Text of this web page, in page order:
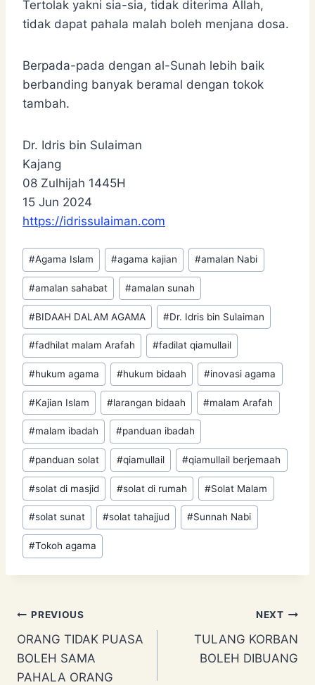
Tertolak yakni sia-sia, tidak diterima Allah,
tidak dapat pahala malah boleh menjana dosa.
Berpada-pada dengan al-Sunah lebih baik
berbanding banyak beramal dengan tokok
tambah.
Dr. Idris bin Sulaiman
Kajang
08 Zulhijah 1445H
15 Jun 2024
https://idrissulaiman.com
Post
Tags:
#Agama Islam #agama kajian #amalan Nabi
#amalan sahabat #amalan sunah
#BIDAAH DALAM AGAMA #Dr. Idris bin Sulaiman
#fadhilat malam Arafah #fadilat qiamullail
#hukum agama #hukum bidaah #inovasi agama
#Kajian Islam #larangan bidaah #malam Arafah
#malam ibadah #panduan ibadah
#panduan solat #qiamullail #qiamullail berjemaah
#solat di masjid #solat di rumah #Solat Malam
#solat sunat #solat tahajjud #Sunnah Nabi
#Tokoh agama
Post
navigation
PREVIOUS
ORANG TIDAK PUASA
BOLEH SAMA
PAHALA ORANG
NEXT
TULANG KORBAN
BOLEH DIBUANG